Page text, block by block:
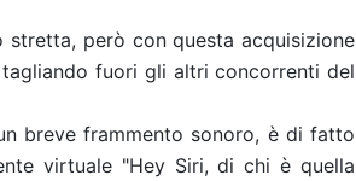
stretta, però con questa acquisizione
fuori gli altri concorrenti del
breve frammento sonoro, è di fatto
virtuale "Hey Siri, di chi è quella